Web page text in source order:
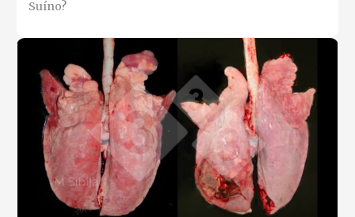
Suíno?